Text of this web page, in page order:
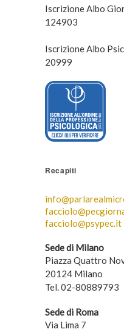
Iscrizione Albo
124903
Iscrizione Albo
20999
Recapiti
facciolo@psypec.it
Sede di Milano
Piazza Quattro
20124 Milano
Tel. 02-80889793
Sede di Roma
Via Lima 7